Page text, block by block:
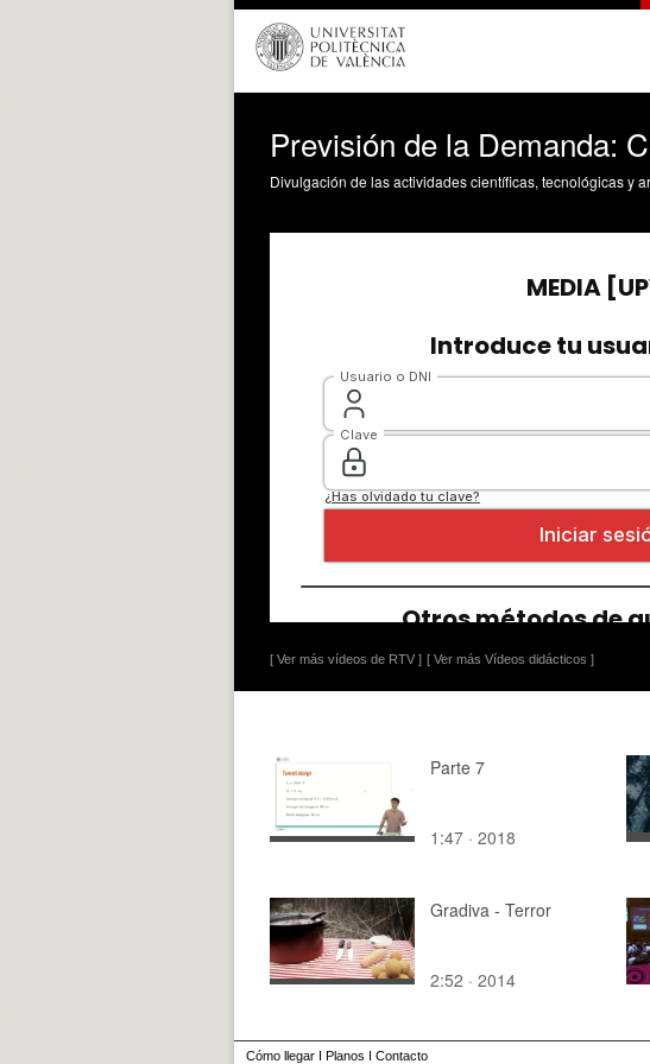
Previsión de la Demanda:
Divulgación de las actividades científicas, tecnológicas y
[ Ver más vídeos de RTV ] [ Ver más Vídeos didácticos ]
Parte 7
1:47 · 2018
Gradiva - Terror
2:52 · 2014
Cómo llegar I Planos I Contacto